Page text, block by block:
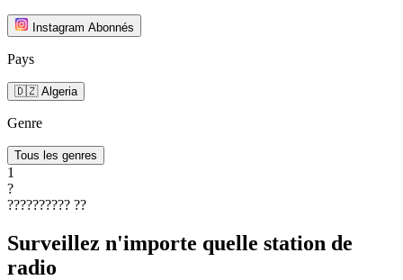
Instagram Abonnés
Pays
🇩🇿 Algeria
Genre
Tous les genres
1
?
?????????? ??
Surveillez n'importe quelle station de
radio